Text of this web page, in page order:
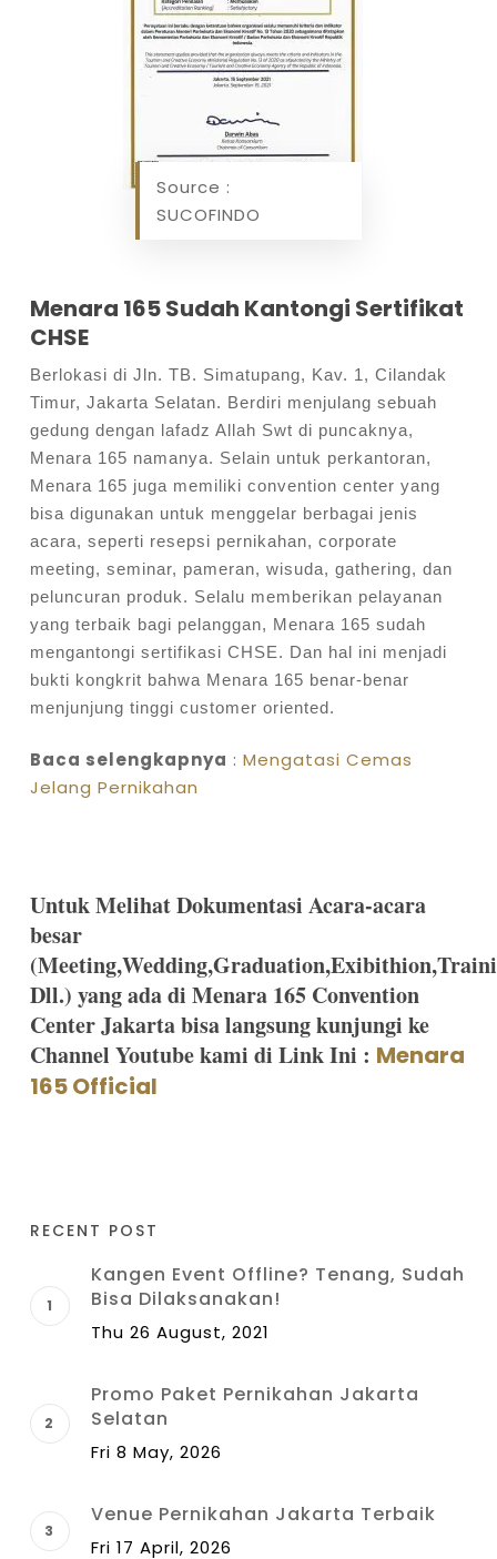
Source :
SUCOFINDO
Menara 165 Sudah Kantongi Sertifikat
CHSE
Berlokasi di Jln. TB. Simatupang, Kav. 1, Cilandak
Timur, Jakarta Selatan. Berdiri menjulang sebuah
gedung dengan lafadz Allah Swt di puncaknya,
Menara 165 namanya. Selain untuk perkantoran,
Menara 165 juga memiliki convention center yang
bisa digunakan untuk menggelar berbagai jenis
acara, seperti resepsi pernikahan, corporate
meeting, seminar, pameran, wisuda, gathering, dan
peluncuran produk. Selalu memberikan pelayanan
yang terbaik bagi pelanggan, Menara 165 sudah
mengantongi sertifikasi CHSE. Dan hal ini menjadi
bukti kongkrit bahwa Menara 165 benar-benar
menjunjung tinggi customer oriented.
Baca selengkapnya : Mengatasi Cemas
Jelang Pernikahan
Untuk Melihat Dokumentasi Acara-acara
besar
Dll.) yang ada di Menara 165 Convention
Center Jakarta bisa langsung kunjungi ke
Channel Youtube kami di Link Ini : Menara
165 Official
RECENT POST
Kangen Event Offline? Tenang, Sudah
Bisa Dilaksanakan!
Thu 26 August, 2021
Promo Paket Pernikahan Jakarta
Selatan
Fri 8 May, 2026
Venue Pernikahan Jakarta Terbaik
Fri 17 April, 2026